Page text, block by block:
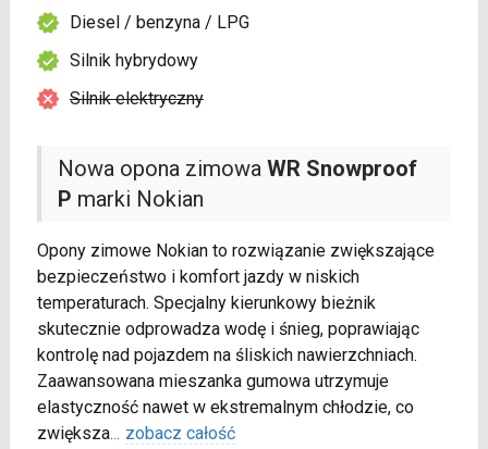
Nowa opona zimowa WR Snowproof
P marki Nokian
Opony zimowe Nokian to rozwiązanie zwiększające
bezpieczeństwo i komfort jazdy w niskich
temperaturach. Specjalny kierunkowy bieżnik
skutecznie odprowadza wodę i śnieg, poprawiając
kontrolę nad pojazdem na śliskich nawierzchniach.
Zaawansowana mieszanka gumowa utrzymuje
elastyczność nawet w ekstremalnym chłodzie, co
zwiększa... zobacz całość
Diesel / benzyna / LPG
Silnik hybrydowy
Silnik elektryczny